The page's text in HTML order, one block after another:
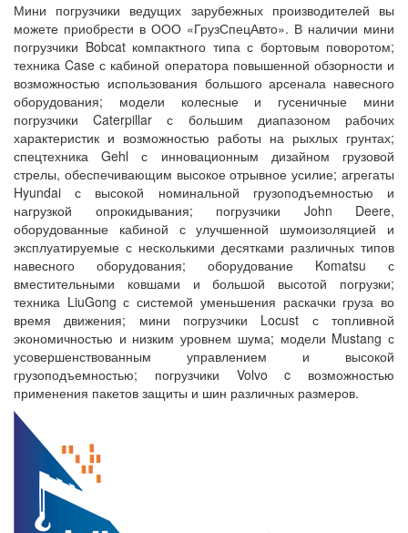
Мини погрузчики ведущих зарубежных производителей вы
можете приобрести в ООО «ГрузСпецАвто». В наличии мини
погрузчики Bobcat компактного типа с бортовым поворотом;
техника Case с кабиной оператора повышенной обзорности и
возможностью использования большого арсенала навесного
оборудования; модели колесные и гусеничные мини
погрузчики Caterpillar с большим диапазоном рабочих
характеристик и возможностью работы на рыхлых грунтах;
спецтехника Gehl с инновационным дизайном грузовой
стрелы, обеспечивающим высокое отрывное усилие; агрегаты
Hyundai с высокой номинальной грузоподъемностью и
нагрузкой опрокидывания; погрузчики John Deere,
оборудованные кабиной с улучшенной шумоизоляцией и
эксплуатируемые с несколькими десятками различных типов
навесного оборудования; оборудование Komatsu с
вместительными ковшами и большой высотой погрузки;
техника LiuGong с системой уменьшения раскачки груза во
время движения; мини погрузчики Locust с топливной
экономичностью и низким уровнем шума; модели Mustang с
усовершенствованным управлением и высокой
грузоподъемностью; погрузчики Volvo c возможностью
применения пакетов защиты и шин различных размеров.